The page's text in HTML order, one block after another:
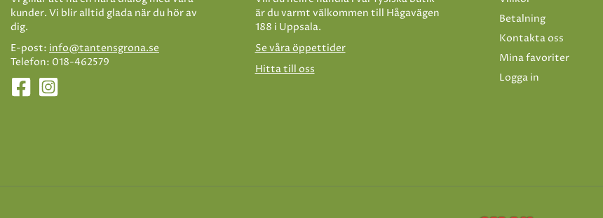
kunder. Vi blir alltid glada när du hör av
dig.
E-post: info@tantensgrona.se
Telefon: 018-462579
är du varmt välkommen till Hågavägen
188 i Uppsala.
Se våra öppettider
Hitta till oss
Betalning
Kontakta oss
Mina favoriter
Logga in